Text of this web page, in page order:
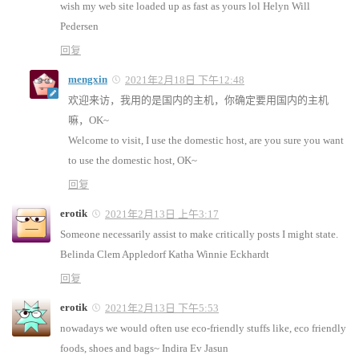
wish my web site loaded up as fast as yours lol Helyn Will
Pedersen
回复
mengxin
2021年2月18日 下午12:48
欢迎来访，我用的是国内的主机，你确定要用国内的主机
嘛，OK~
Welcome to visit, I use the domestic host, are you sure you want
to use the domestic host, OK~
回复
erotik
2021年2月13日 上午3:17
Someone necessarily assist to make critically posts I might state.
Belinda Clem Appledorf Katha Winnie Eckhardt
回复
erotik
2021年2月13日 下午5:53
nowadays we would often use eco-friendly stuffs like, eco friendly
foods, shoes and bags~ Indira Ev Jasun